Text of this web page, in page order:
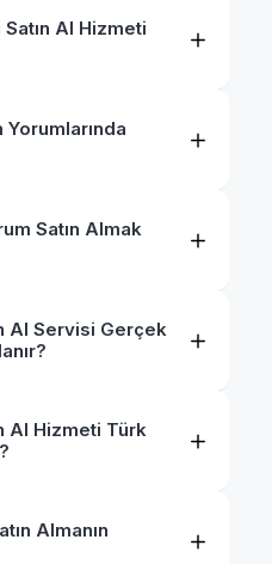
Al Hizmeti
Yorumlarında
Satın Almak
Al Servisi Gerçek
Al Hizmeti Türk
Almanın